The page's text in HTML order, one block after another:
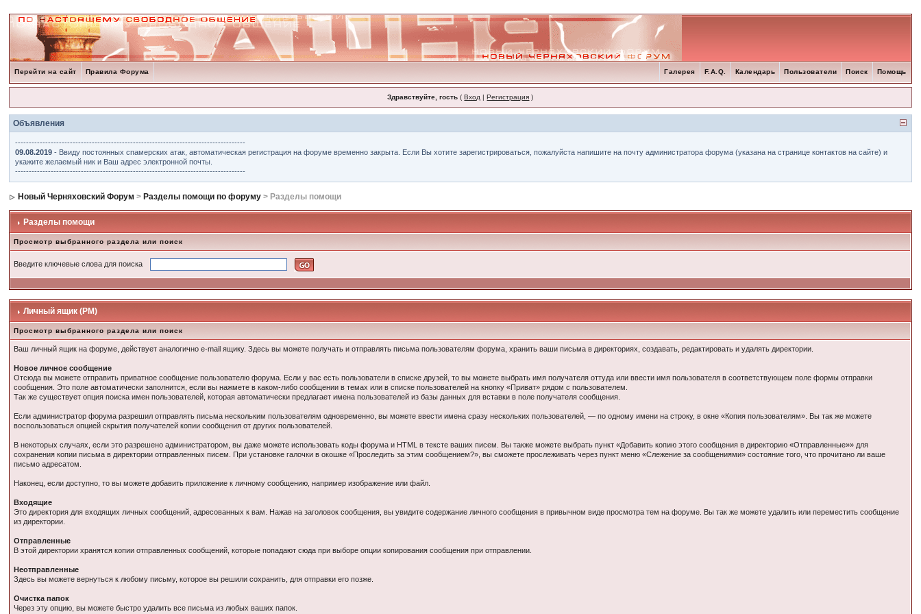
Перейти на сайт Правила Форума Помощь
Поиск
Пользователи
Календарь
F.A.Q.
Галерея
Здравствуйте, гость (Вход |Регистрация )
Объявления
------------------------------------------------------------------------------------
09.08.2019 - Ввиду постоянных спамерских атак, автоматическая регистрация на форуме временно закрыта. Если Вы хотите зарегистрироваться, пожалуйста напишите на почту администратора форума (указана на странице контактов на сайте) и
укажите желаемый ник и Ваш адрес электронной почты.
------------------------------------------------------------------------------------
Новый Черняховский Форум > Разделы помощи по форуму > Разделы помощи
Разделы помощи
Просмотр выбранного раздела или поиск
Введите ключевые слова для поиска
Личный ящик (PM)
Просмотр выбранного раздела или поиск
Ваш личный ящик на форуме, действует аналогично e-mail ящику. Здесь вы можете получать и отправлять письма пользователям форума, хранить ваши письма в директориях, создавать, редактировать и удалять директории.
Новое личное сообщение
Отсюда вы можете отправить приватное сообщение пользователю форума. Если у вас есть пользователи в списке друзей, то вы можете выбрать имя получателя оттуда или ввести имя пользователя в соответствующем поле формы отправки
сообщения. Это поле автоматически заполнится, если вы нажмете в каком-либо сообщении в темах или в списке пользователей на кнопку «Приват» рядом с пользователем.
Так же существует опция поиска имен пользователей, которая автоматически предлагает имена пользователей из базы данных для вставки в поле получателя сообщения.
Если администратор форума разрешил отправлять письма нескольким пользователям одновременно, вы можете ввести имена сразу нескольких пользователей, — по одному имени на строку, в окне «Копия пользователям». Вы так же можете
воспользоваться опцией скрытия получателей копии сообщения от других пользователей.
В некоторых случаях, если это разрешено администратором, вы даже можете использовать коды форума и HTML в тексте ваших писем. Вы также можете выбрать пункт «Добавить копию этого сообщения в директорию «Отправленные»» для
сохранения копии письма в директории отправленных писем. При установке галочки в окошке «Проследить за этим сообщением?», вы сможете прослеживать через пункт меню «Слежение за сообщениями» состояние того, что прочитано ли ваше
письмо адресатом.
Наконец, если доступно, то вы можете добавить приложение к личному сообщению, например изображение или файл.
Входящие
Это директория для входящих личных сообщений, адресованных к вам. Нажав на заголовок сообщения, вы увидите содержание личного сообщения в привычном виде просмотра тем на форуме. Вы так же можете удалить или переместить сообщение
из директории.
Отправленные
В этой директории хранятся копии отправленных сообщений, которые попадают сюда при выборе опции копирования сообщения при отправлении.
Неотправленные
Здесь вы можете вернуться к любому письму, которое вы решили сохранить, для отправки его позже.
Очистка папок
Через эту опцию, вы можете быстро удалить все письма из любых ваших папок.